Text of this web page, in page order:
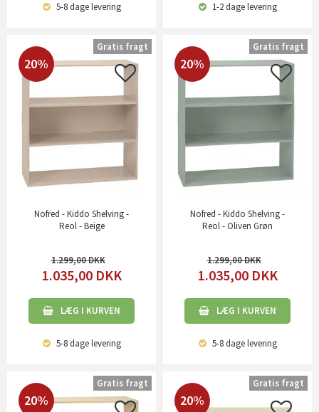
5-8 dagelevering 1-2 dagelevering
20%
Nofred - Kiddo Shelving -
Reol - Beige
1.299,00
1.035,00 DKK
LÆG I KURVEN
5-8 dagelevering
Gratis fragt
20%
Nofred - Kiddo Shelving -
Reol - Oliven Grøn
1.299,00
1.035,00 DKK
LÆG I KURVEN
5-8 dagelevering
Gratis fragt
20%
Gratis fragt
20%
Gratis fragt